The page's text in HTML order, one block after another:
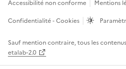
Accessibilité non conforme Mentions
Confidentialité - Cookies
Sauf mention contraire, tous les
etalab-2.0